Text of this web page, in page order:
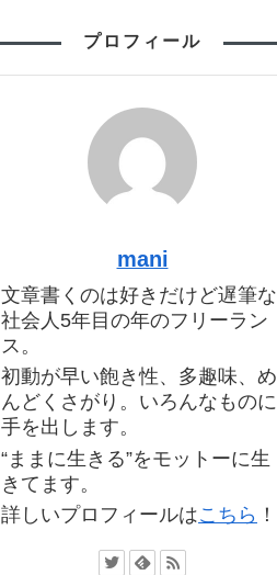
プロフィール
mani
文章書くのは好きだけど遅筆な
社会人5年目の年のフリーラン
ス。
初動が早い飽き性、多趣味、め
んどくさがり。いろんなものに
手を出します。
“ままに生きる”をモットーに生
きてます。
詳しいプロフィールはこちら ！